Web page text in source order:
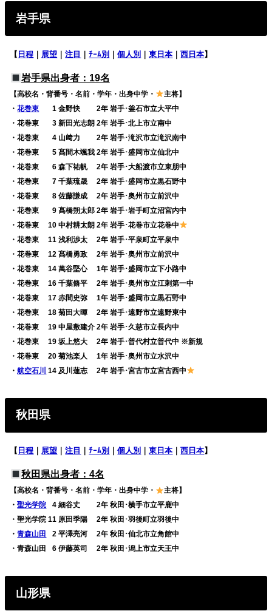
岩手県
【 日程 ｜ 展望 ｜注目 ｜ﾁｰﾑ別 ｜個人別 ｜東日本 ｜西日本】
岩手県出身者：19名
【高校名・背番号・名前・学年・出身中学・
主将】
・花巻東 01 金野快 2年 岩手･釜石市立大平中
・花巻東
03 新田光志朗 2年 岩手･北上市立南中
・花巻東
04 山﨑力 2年 岩手･滝沢市立滝沢南中
・花巻東
05 髙間木颯我 2年 岩手･盛岡市立仙北中
・花巻東
06 森下祐帆 2年 岩手･大船渡市立東朋中
・花巻東
07 千葉琉晟 2年 岩手･盛岡市立黒石野中
・花巻東
08 佐藤謙成 2年 岩手･奥州市立前沢中
・花巻東
09 髙橋朔太郎 2年 岩手･岩手町立沼宮内中
・花巻東 10 中村耕太朗 2年 岩手･花巻市立花巻中
・花巻東 11 浅利渉太 2年 岩手･平泉町立平泉中
・花巻東 12 髙橋勇政 2年 岩手･奥州市立前沢中
・花巻東 14 萬谷堅心 1年 岩手･盛岡市立下小路中
・花巻東 16 千葉脩平 2年 岩手･奥州市立江刺第一中
・花巻東 17 赤間史弥 1年 岩手･盛岡市立黒石野中
・花巻東 18 菊田大暉 2年 岩手･遠野市立遠野東中
・花巻東 19 中屋敷建介 2年 岩手･久慈市立長内中
・花巻東 19 坂上悠大 2年 岩手･普代村立普代中 ※新規
・花巻東 20 菊池楽人 1年 岩手･奥州市立水沢中
・航空石川 14 及川蓮志 2年 岩手･宮古市立宮古西中
秋田県
【 日程 展望 ｜注目 ｜ﾁｰﾑ別 ｜個人別 ｜東日本 ｜西日本】
秋田県出身者：4名
【高校名・背番号・名前・学年・出身中学・
主将】
・聖光学院 04 細谷丈 2年 秋田･横手市立平鹿中
・聖光学院 11 原田季陽 2年 秋田･羽後町立羽後中
・青森山田 02 平澤亮河 2年 秋田･仙北市立角館中
・青森山田
06 伊藤英司 2年 秋田･潟上市立天王中
山形県